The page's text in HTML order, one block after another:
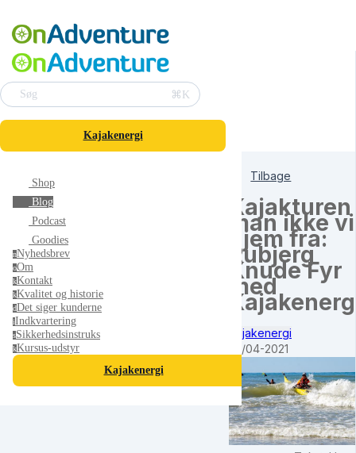
Søg ⌘K
Kajakenergi
Shop
Blog
Podcast
Goodies
nNyhedsbrev
oOm
kKontakt
kKvalitet og historie
dDet siger kunderne
iIndkvartering
sSikkerhedsinstruks
kKursus-udstyr
Kajakenergi
Tilbage
Kajakturen
man ikke
hjem fra:
Rubjerg
Knude Fyr
med
Kajakenergi
25/04-2021